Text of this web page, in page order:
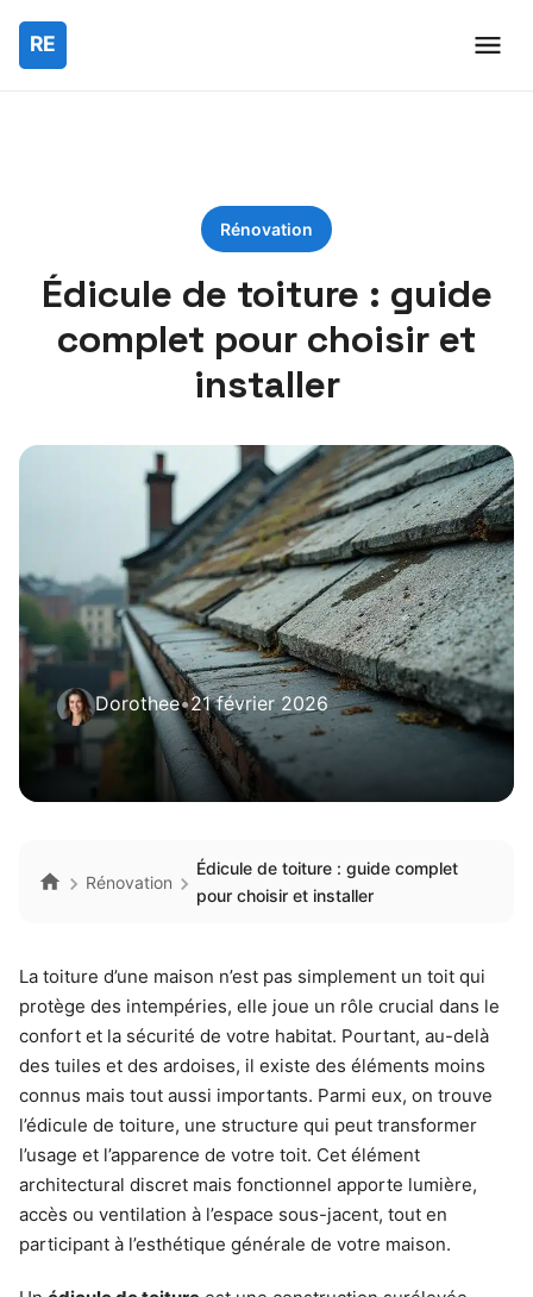
Rénovation
Édicule de toiture : guide
complet pour choisir et
installer
Dorothee•21 février 2026
Rénovation
Édicule de toiture : guide complet
pour choisir et installer
La toiture d’une maison n’est pas simplement un toit qui
protège des intempéries, elle joue un rôle crucial dans le
confort et la sécurité de votre habitat. Pourtant, au-delà
des tuiles et des ardoises, il existe des éléments moins
connus mais tout aussi importants. Parmi eux, on trouve
l’édicule de toiture, une structure qui peut transformer
l’usage et l’apparence de votre toit. Cet élément
architectural discret mais fonctionnel apporte lumière,
accès ou ventilation à l’espace sous-jacent, tout en
participant à l’esthétique générale de votre maison.